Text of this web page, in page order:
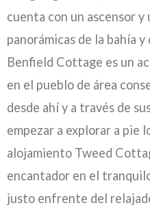
cuenta con un ascensor
panorámicas de la bahía
Benfield Cottage es un
en el pueblo de área
desde ahí y a través de
empezar a explorar a pie
alojamiento Tweed
encantador en el
justo enfrente del